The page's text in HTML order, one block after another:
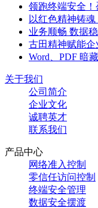
领跑终端安全！
以红色精神铸
业务顺畅 数据
古田精神赋能
Word、PDF 暗
关于我们
公司简介
企业文化
诚聘英才
联系我们
产品中心
网络准入控制
零信任访问控制
终端安全管理
数据安全摆渡